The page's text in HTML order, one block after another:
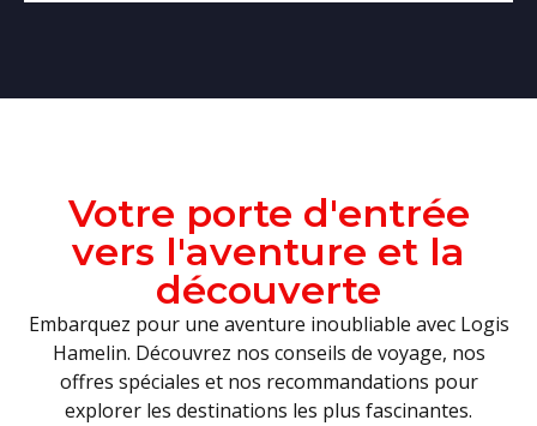
Votre porte d'entrée
vers l'aventure et la
découverte
Embarquez pour une aventure inoubliable avec Logis
Hamelin. Découvrez nos conseils de voyage, nos
offres spéciales et nos recommandations pour
explorer les destinations les plus fascinantes.